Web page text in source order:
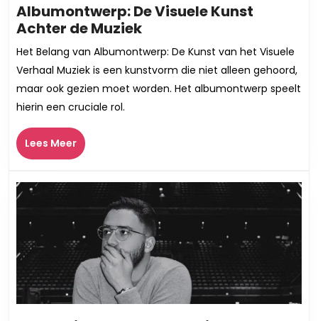
Albumontwerp: De Visuele Kunst
Achter de MuziekAlbumontwerp:
De
Visuele
Kunst
Achter
Het Belang van Albumontwerp: De Kunst van het Visuele
Verhaal Muziek is een kunstvorm die niet alleen gehoord,
maar ook gezien moet worden. Het albumontwerp speelt
hierin een cruciale rol.
Lees MeerLees
Meer